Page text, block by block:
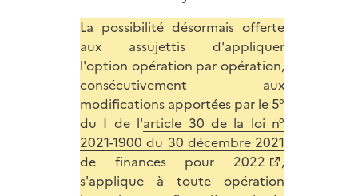
La possibilité désormais offerte
aux assujettis d'appliquer
l'option opération par opération,
consécutivement aux
modifications apportées par le 5°
du I de l'article 30 de la loi n°
2021-1900 du 30 décembre 2021
de finances pour 2022
,
s'applique à toute opération